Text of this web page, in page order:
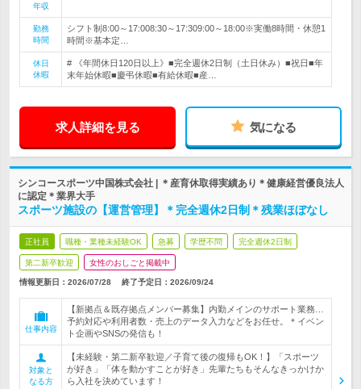
年収
勤務
時間
シフト制8:00～17:008:30～17:309:00～18:00※実働8時間・休憩1
時間※基本定…
休日
休暇
# 《年間休日120日以上》■完全週休2日制（土日休み）■祝日■年
末年始休暇■慶弔休暇■有給休暇■産…
求人詳細を見る 気になる
シンコースポーツ中国株式会社 | ＊産育休取得実績あり＊健康経営優良法人
に認定＊業界大手
スポーツ施設の【運営管理】＊完全週休2日制＊残業ほぼなし
正社員 職種・業種未経験OK 急募 学歴不問 完全週休2日制
第二新卒歓迎 女性のおしごと掲載中
情報更新日：2026/07/28 終了予定日： 2026/09/24
仕事内容
【新拠点＆既存拠点メンバー募集】内勤メインのサポート業務…
予約対応や利用者数・売上のデータ入力などをお任せ。＊イベン
ト企画やSNSの発信も！
対象と
なる方
【未経験・第二新卒歓迎／子育て後の復帰もOK！】「スポーツ
が好き」「体を動かすことが好き」先輩たちもそんなきっかけか
ら入社を決めています！